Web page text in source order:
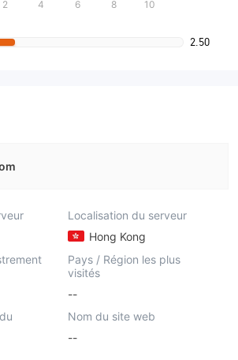
2 4 6 8 10
2.50
Localisation du serveur
Hong Kong
Pays / Région les plus
visités
--
Nom du site web
--